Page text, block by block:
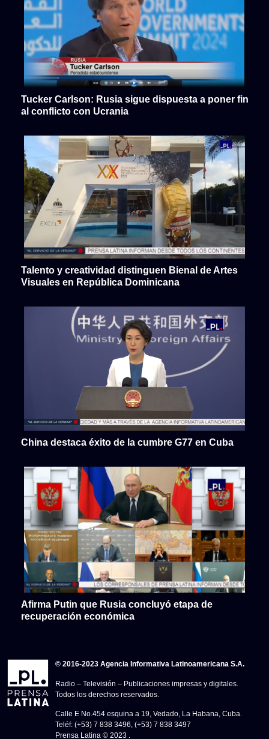
Tucker Carlson: Rusia sigue dispuesta a poner fin
al conflicto con Ucrania
Talento y creatividad distinguen Bienal de Artes
Visuales en República Dominicana
China destaca éxito de la cumbre G77 en Cuba
Afirma Putin que Rusia concluyó etapa de
recuperación económica
© 2016-2023 Agencia Informativa Latinoamericana S.A.
Radio – Televisión – Publicaciones impresas y digitales.
Todos los derechos reservados.
Calle E No.454 esquina a 19, Vedado, La Habana, Cuba.
Teléf: (+53) 7 838 3496, (+53) 7 838 3497
Prensa Latina © 2023 .